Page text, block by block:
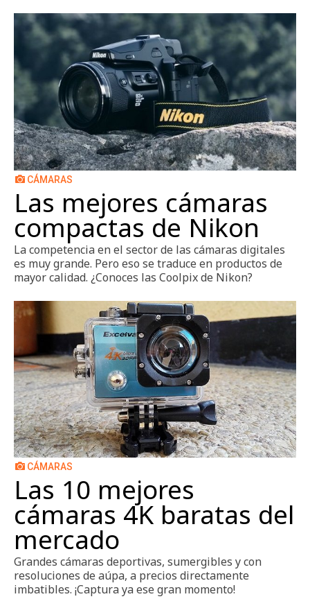
CÁMARAS
Las mejores cámaras
compactas de Nikon
La competencia en el sector de las cámaras digitales
es muy grande. Pero eso se traduce en productos de
mayor calidad. ¿Conoces las Coolpix de Nikon?
CÁMARAS
Las 10 mejores
cámaras 4K baratas del
mercado
Grandes cámaras deportivas, sumergibles y con
resoluciones de aúpa, a precios directamente
imbatibles. ¡Captura ya ese gran momento!